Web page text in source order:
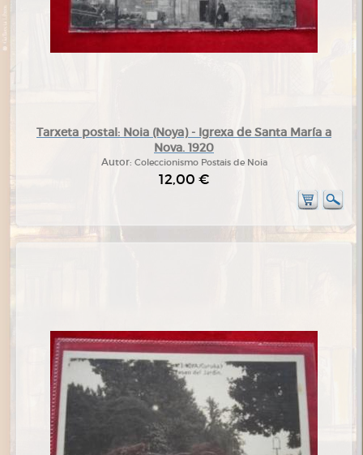
Tarxeta postal: Noia (Noya) - Igrexa de Santa María a
Nova. 1920
Autor: Coleccionismo Postais de Noia
12,00 €